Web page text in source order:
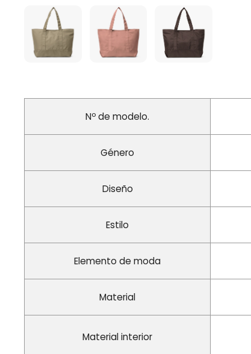
Nº de modelo.
Género
Diseño
Estilo
Elemento de moda
Material
Material interior